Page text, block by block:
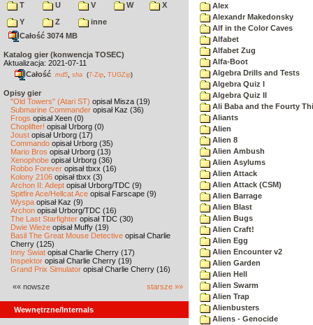
T
U V W
X
Y
Z
inne
Całość 3074 MB
Katalog gier (konwencja TOSEC)
Aktualizacja: 2021-07-11
Całość md5 sha (7-Zip TUGZip)
Opisy gier
"Old Towers" (Atari ST) opisał Misza (19)
Submarine Commander opisał Kaz (36)
Frogs opisał Xeen (0)
Choplifter! opisał Urborg (0)
Joust opisał Urborg (17)
Commando opisał Urborg (35)
Mario Bros opisał Urborg (13)
Xenophobe opisał Urborg (36)
Robbo Forever opisał tbxx (16)
Kolony 2106 opisał tbxx (3)
Archon II: Adept opisał Urborg/TDC (9)
Spitfire Ace/Hellcat Ace opisał Farscape (9)
Wyspa opisał Kaz (9)
Archon opisał Urborg/TDC (16)
The Last Starfighter opisał TDC (30)
Dwie Wieże opisał Muffy (19)
Basil The Great Mouse Detective opisał Charlie
Cherry (125)
Inny Świat opisał Charlie Cherry (17)
Inspektor opisał Charlie Cherry (19)
Grand Prix Simulator opisał Charlie Cherry (16)
«« nowsze starsze »»
Wewnętrzne/Internals
Alex
Alexandr Makedonsky
Alf in the Color Caves
Alfabet
Alfabet Zug
Alfa-Boot
Algebra Drills and Tests
Algebra Quiz I
Algebra Quiz II
Ali Baba and the Fourty
Aliants
Alien
Alien 8
Alien Ambush
Alien Asylums
Alien Attack
Alien Attack (CSM)
Alien Barrage
Alien Blast
Alien Bugs
Alien Craft!
Alien Egg
Alien Encounter v2
Alien Garden
Alien Hell
Alien Swarm
Alien Trap
Alienbusters
Aliens - Genocide